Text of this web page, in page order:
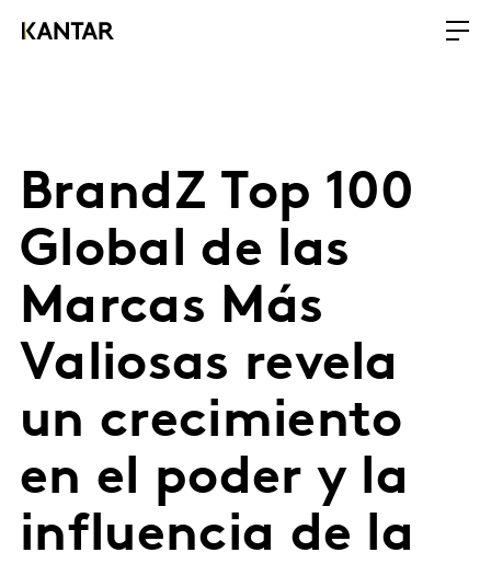
BrandZ Top 100
Global de las
Marcas Más
Valiosas revela
un crecimiento
en el poder y la
influencia de la